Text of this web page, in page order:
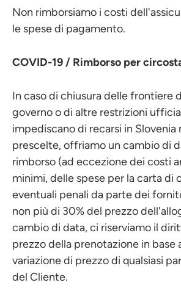
Non rimborsiamo i costi
le spese di pagamento.
COVID-19 / Rimborso per
In caso di chiusura delle frontiere
governo o di altre restrizioni
impediscano di recarsi in Slovenia
prescelte, offriamo un cambio di
rimborso (ad eccezione dei costi
minimi, delle spese per la carta di
eventuali penali da parte dei
non più di 30% del prezzo
cambio di data, ci riserviamo il
prezzo della prenotazione in base
variazione di prezzo di qualsiasi
del Cliente.